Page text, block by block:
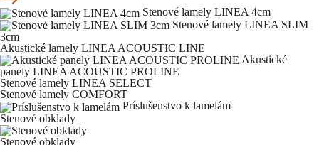
Stenové lamely LINEA 4cm
Stenové lamely LINEA SLIM
3cm
Akustické lamely LINEA ACOUSTIC LINE
Akustické
panely LINEA ACOUSTIC PROLINE
Stenové lamely LINEA SELECT
Stenové lamely COMFORT
Príslušenstvo k lamelám
Stenové obklady
Stenové obklady